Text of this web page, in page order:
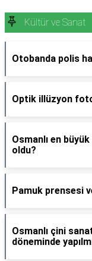
Kültür ve Sanat
Otobanda polis
Optik illüzyon
Osmanlı en
oldu?
Pamuk prensesi
Osmanlı çini
döneminde